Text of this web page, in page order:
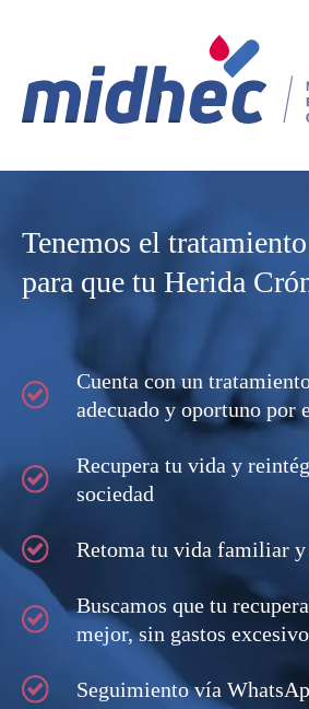
Tenemos el
para que tu Herida
Cuenta con un
adecuado y oportuno por
Recupera tu vida y
sociedad
Retoma tu vida familiar y
Buscamos que tu
mejor, sin gastos
Seguimiento vía